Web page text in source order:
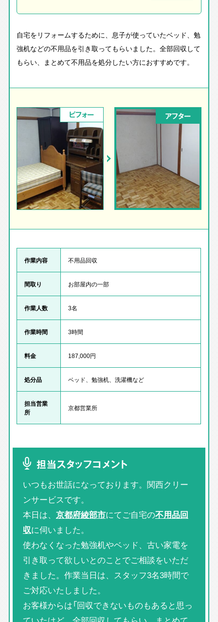
自宅をリフォームするために、息子が使っていたベッド、勉
強机などの不用品を引き取ってもらいました。全部回収して
もらい、まとめて不用品を処分したい方におすすめです。
ビフォー アフター
作業内容 不用品回収
間取り お部屋内の一部
作業人数 3名
作業時間 3時間
料金 187,000円
処分品 ベッド、勉強机、洗濯機など
担当営業
所
京都営業所
担当スタッフコメント
いつもお世話になっております。関西クリー
ンサービスです。
本日は、 京都府綾部市にてご自宅の不用品回
収に伺いました。
使わなくなった勉強机やベッド、古い家電を
引き取って欲しいとのことでご相談をいただ
きました。作業当日は、スタッフ3名3時間で
ご対応いたしました。
お客様からは「回収できないものもあると思っ